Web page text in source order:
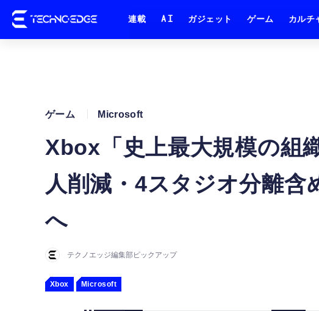
連載 AI ガジェット ゲーム カルチ
Xbox「史上最大規模の組
人削減・4スタジオ分離含
へ
ゲーム Microsoft
テクノエッジ編集部ピックアップ
Xbox Microsoft